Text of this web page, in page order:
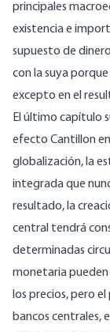
principales
existencia e
supuesto de
con la suya
excepto en el
El último capítulo
efecto Cantillon
globalización, la
integrada que
resultado, la
central tendrá
determinadas
monetaria pueden
los precios, pero
bancos centrales,